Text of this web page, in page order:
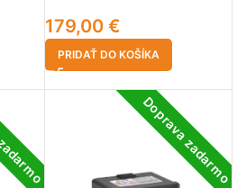
179,00 €
PRIDAŤ DO KOŠÍKA
Doprava zadarmo